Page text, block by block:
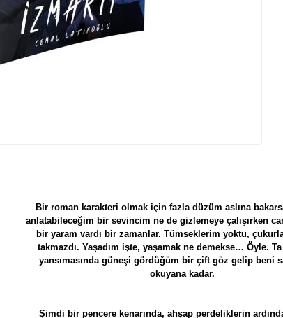
Bir roman karakteri olmak için fazla düzüm aslına
anlatabileceğim bir sevincim ne de gizlemeye çalışırken
bir yaram vardı bir zamanlar. Tümseklerim yoktu,
takmazdı. Yaşadım işte, yaşamak ne demekse… Öyle.
yansımasında güneşi gördüğüm bir çift göz gelip beni
okuyana kadar.
Şimdi bir pencere kenarında, ahşap perdeliklerin